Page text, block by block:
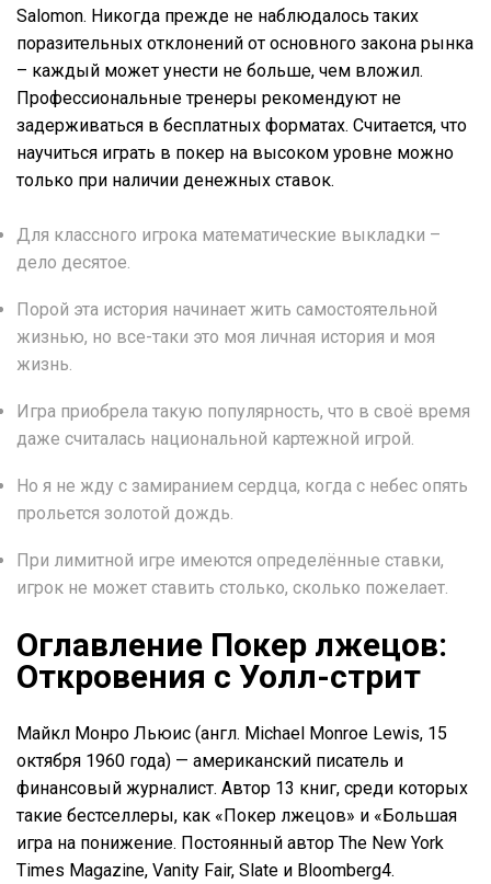
Salomon. Никогда прежде не наблюдалось таких
поразительных отклонений от основного закона рынка
– каждый может унести не больше, чем вложил.
Профессиональные тренеры рекомендуют не
задерживаться в бесплатных форматах. Считается, что
научиться играть в покер на высоком уровне можно
только при наличии денежных ставок.
Для классного игрока математические выкладки –
дело десятое.
Порой эта история начинает жить самостоятельной
жизнью, но все-таки это моя личная история и моя
жизнь.
Игра приобрела такую популярность, что в своё время
даже считалась национальной картежной игрой.
Но я не жду с замиранием сердца, когда с небес опять
прольется золотой дождь.
При лимитной игре имеются определённые ставки,
игрок не может ставить столько, сколько пожелает.
Оглавление Покер лжецов:
Откровения с Уолл-стрит
Майкл Монро Льюис (англ. Michael Monroe Lewis, 15
октября 1960 года) — американский писатель и
финансовый журналист. Автор 13 книг, среди которых
такие бестселлеры, как «Покер лжецов» и «Большая
игра на понижение. Постоянный автор The New York
Times Magazine, Vanity Fair, Slate и Bloomberg4.